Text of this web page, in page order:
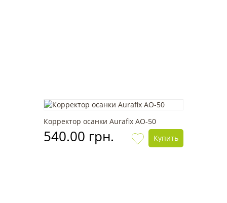
Корректор осанки Aurafix AO-50
540.00 грн. Купить